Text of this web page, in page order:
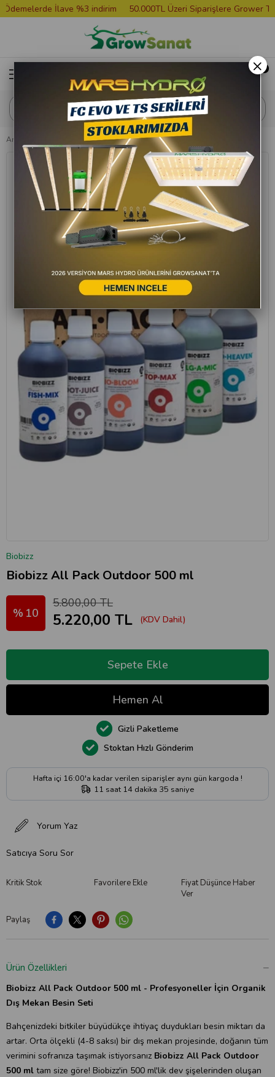
İlave %3 indirim 50.000TL Üzeri Siparişlere Grower Tişört
Anasayfa Bitki Besini Biobizz All Pack Outdoor 500 ml
Biobizz
Biobizz All Pack Outdoor 500 ml
10
5.800,00 TL
5.220,00 TL (KDV Dahil)
Paylaş
Kritik Stok Favorilere Ekle
Fiyat Düşünce Haber
Ver
Yorum Yaz
Satıcıya Soru Sor
Hafta içi 16:00'a kadar verilen siparişler aynı gün kargoda !
11 saat 14 dakika 35 saniye
Stoktan Hızlı Gönderim
Gizli Paketleme
Ürün Özellikleri
Biobizz All Pack Outdoor 500 ml - Profesyoneller İçin Organik
Dış Mekan Besin Seti
Bahçenizdeki bitkiler büyüdükçe ihtiyaç duydukları besin miktarı da
artar. Orta ölçekli (4-8 saksı) bir dış mekan projesinde, doğanın tüm
verimini sofranıza taşımak istiyorsanız Biobizz All Pack Outdoor
500 ml tam size göre! Biobizz'in 500 ml'lik dev şişelerinden oluşan
×